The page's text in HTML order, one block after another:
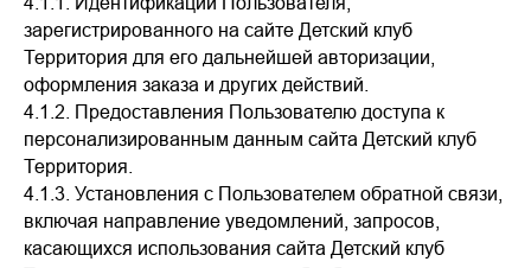
зарегистрированного на сайте Детский клуб
Территория для его дальнейшей авторизации,
оформления заказа и других действий.
4.1.2. Предоставления Пользователю доступа к
персонализированным данным сайта Детский клуб
Территория.
4.1.3. Установления с Пользователем обратной связи,
включая направление уведомлений, запросов,
касающихся использования сайта Детский клуб